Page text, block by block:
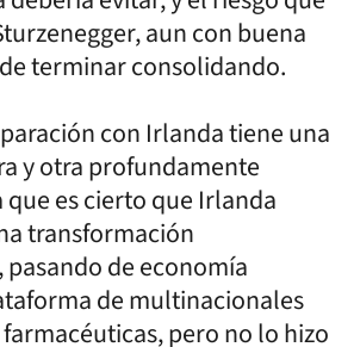
aun con buena
terminar consolidando.
con Irlanda tiene una
y otra profundamente
es cierto que Irlanda
transformación
de economía
de multinacionales
pero no lo hizo